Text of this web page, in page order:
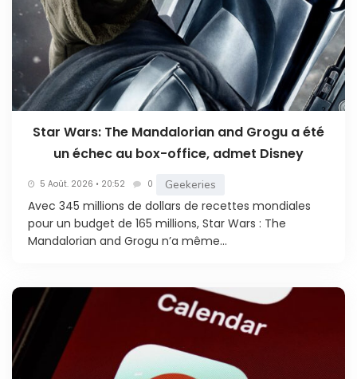
Star Wars: The Mandalorian and Grogu a été
un échec au box-office, admet Disney
5 Août. 2026 • 20:52 0 Geekeries
Avec 345 millions de dollars de recettes mondiales
pour un budget de 165 millions, Star Wars : The
Mandalorian and Grogu n’a même...